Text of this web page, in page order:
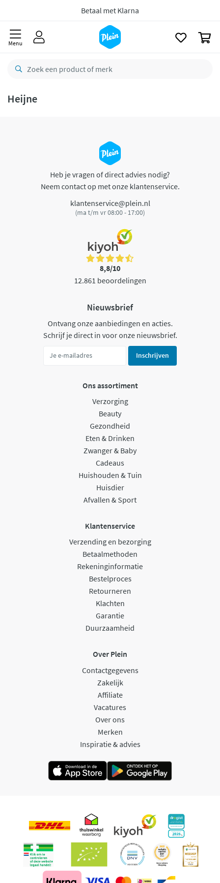
Betaal met Klarna
Menu
Heijne
Heb je vragen of direct advies nodig?
Neem contact op met onze klantenservice.
klantenservice@plein.nl
(ma t/m vr 08:00 - 17:00)
8,8/10
12.861 beoordelingen
Nieuwsbrief
Ontvang onze aanbiedingen en acties.
Schrijf je direct in voor onze nieuwsbrief.
Inschrijven
Ons assortiment
Verzorging
Beauty
Gezondheid
Eten & Drinken
Zwanger & Baby
Cadeaus
Huishouden & Tuin
Huisdier
Afvallen & Sport
Klantenservice
Verzending en bezorging
Betaalmethoden
Rekeninginformatie
Bestelproces
Retourneren
Klachten
Garantie
Duurzaamheid
Over Plein
Contactgegevens
Zakelijk
Affiliate
Vacatures
Over ons
Merken
Inspiratie & advies